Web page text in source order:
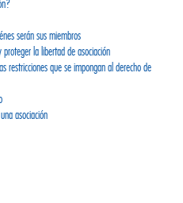
serán sus miembros
la libertad de asociación
restricciones que se impongan al derecho de
asociación